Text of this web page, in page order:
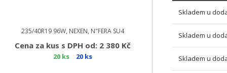
235/40R19 96W, NEXEN, N"FERA SU4
Cena za kus s DPH od: 2 380 Kč
20 ks 20 ks
Skladem u
Skladem u
Skladem u